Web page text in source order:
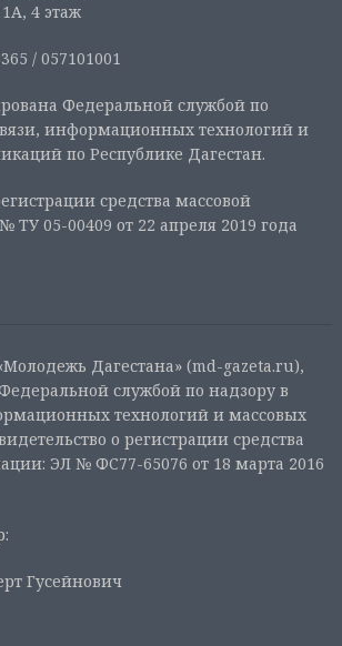
4 этаж
/ 057101001
Федеральной службой по
информационных технологий и
по Республике Дагестан.
средства массовой
05-00409 от 22 апреля 2019 года
Дагестана» (md-gazeta.ru),
службой по надзору в
технологий и массовых
о регистрации средства
ЭЛ № ФС77-65076 от 18 марта 2016
Гусейнович